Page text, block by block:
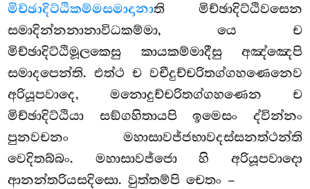
මිච්ඡාදිට්ඨිකම්මසමාදානාති මිච්ඡාදිට්ඨිවසෙන
සමාදින්නනානාවිධකම්මා, යෙ ච
මිච්ඡාදිට්ඨිමූලකෙසු කායකම්මාදීසු අඤ්ඤෙපි
සමාදපෙන්ති. එත්ථ ච වචීදුච්චරිතග්ගහණෙනෙව
අරියූපවාදෙ, මනොදුච්චරිතග්ගහණෙන ච
මිච්ඡාදිට්ඨියා සඞ්ගහිතායපි ඉමෙසං ද්වින්නං
පුනවචනං මහාසාවජ්ජභාවදස්සනත්ථන්ති
වෙදිතබ්බං. මහාසාවජ්ජො හි අරියූපවාදො
ආනන්තරියසදිසො. වුත්තම්පි චෙතං –